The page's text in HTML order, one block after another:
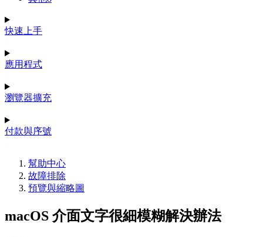
快速上手
應用程式
瀏覽器擴充
付款與序號
幫助中心
故障排除
預覽與縮略圖
macOS 介面文字很細模糊解決辦法